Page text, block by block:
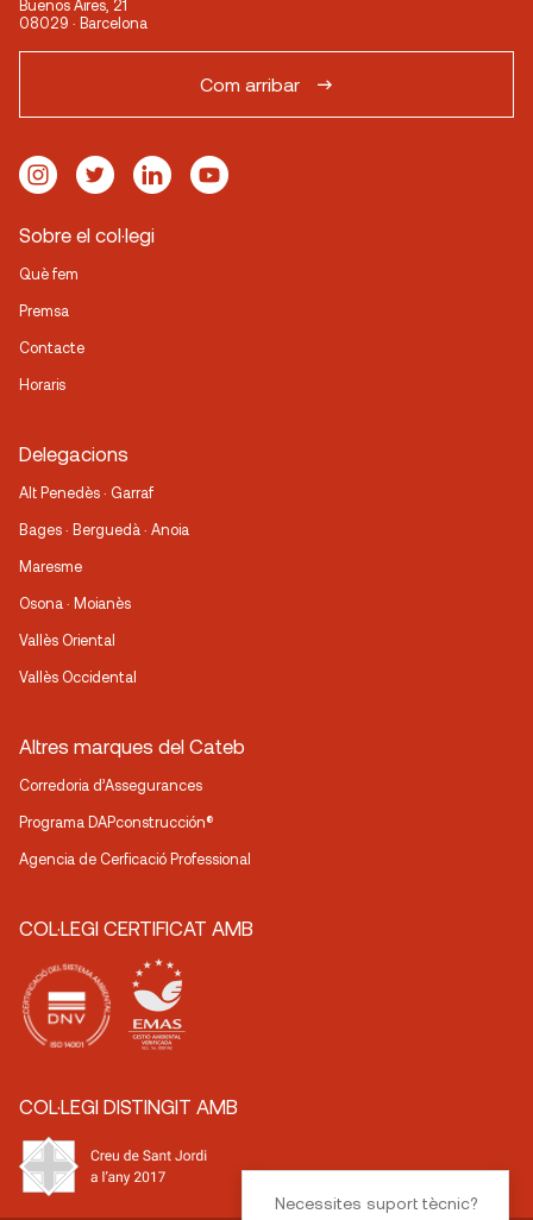
Buenos Aires, 21
08029 · Barcelona
Com arribar
Sobre el col·legi
Què fem
Premsa
Contacte
Horaris
Delegacions
Alt Penedès · Garraf
Bages · Berguedà · Anoia
Maresme
Osona · Moianès
Vallès Oriental
Vallès Occidental
Altres marques del Cateb
Corredoria d’Assegurances
Programa DAPconstrucción®
Agencia de Cerficació Professional
COL·LEGI CERTIFICAT AMB
COL·LEGI DISTINGIT AMB
Necessites suport tècnic?